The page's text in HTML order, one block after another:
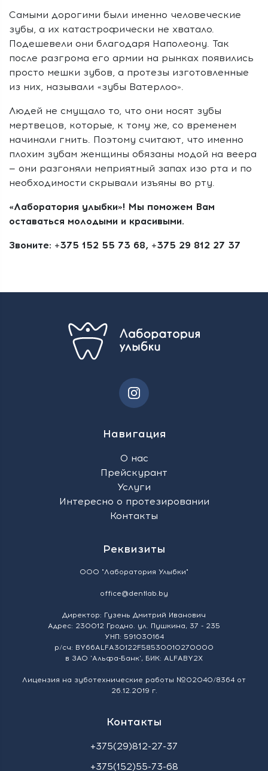
Самыми дорогими были именно человеческие
зубы, а их катастрофически не хватало.
Подешевели они благодаря Наполеону. Так
после разгрома его армии на рынках появились
просто мешки зубов, а протезы изготовленные
из них, называли «зубы Ватерлоо».
Людей не смущало то, что они носят зубы
мертвецов, которые, к тому же, со временем
начинали гнить. Поэтому считают, что именно
плохим зубам женщины обязаны модой на веера
— они разгоняли неприятный запах изо рта и по
необходимости скрывали изъяны во рту.
«Лаборатория улыбки»! Мы поможем Вам
оставаться молодыми и красивыми.
Звоните: +375 152 55 73 68, +375 29 812 27 37
Навигация
О нас
Прейскурант
Услуги
Интересно о протезировании
Контакты
Реквизиты
ООО "Лаборатория Улыбки"
office@dentlab.by
Директор: Гузень Дмитрий Иванович
Адрес: 230012 Гродно. ул. Пушкина, 37 - 235
УНП: 591030164
р/сч: BY66ALFA30122F58530010270000
в ЗАО 'Альфа-Банк', БИК: ALFABY2X
Лицензия на зуботехнические работы №02040/8364 от
26.12.2019 г.
Контакты
+375(29)812-27-37
+375(152)55-73-68